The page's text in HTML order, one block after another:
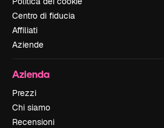
Centro di fiducia
Affiliati
Aziende
Azienda
Prezzi
Chi siamo
Recensioni